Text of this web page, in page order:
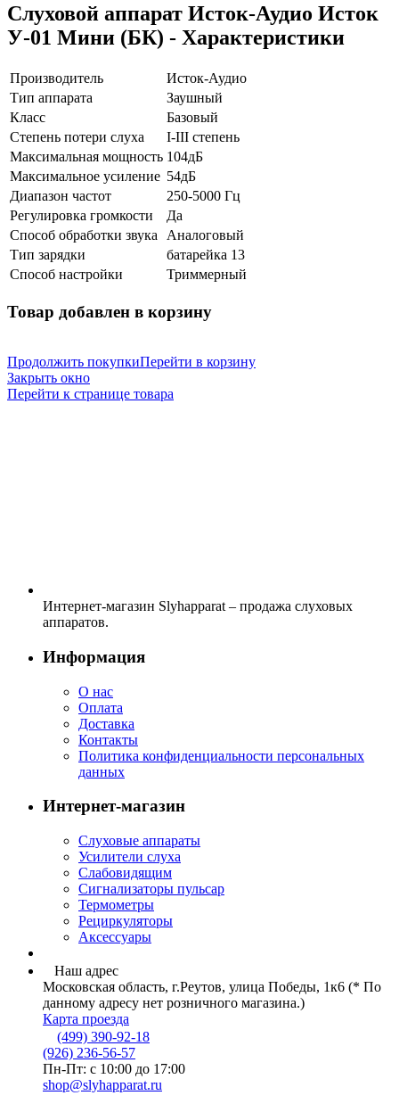
Слуховой аппарат Исток-Аудио Исток
У-01 Мини (БК) - Характеристики
Производитель
Исток-Аудио
Тип аппарата
Заушный
Класс
Базовый
Степень потери слуха
I-III степень
Максимальная мощность 104дБ
Максимальное усиление 54дБ
Диапазон частот
250-5000 Гц
Регулировка громкости
Да
Способ обработки звука
Аналоговый
Тип зарядки
батарейка 13
Способ настройки
Триммерный
Товар добавлен в корзину
Продолжить покупкиПерейти в корзину
Закрыть окно
Перейти к странице товара
Интернет-магазин Slyhapparat – продажа слуховых
аппаратов.
Информация
О нас
Оплата
Доставка
Контакты
Политика конфиденциальности персональных
данных
Интернет-магазин
Слуховые аппараты
Усилители слуха
Слабовидящим
Сигнализаторы пульсар
Термометры
Рециркуляторы
Аксессуары
Наш адрес
Московская область, г.Реутов, улица Победы, 1к6 (* По
данному адресу нет розничного магазина.)
Карта проезда
(499) 390-92-18
(926) 236-56-57
Пн-Пт: с 10:00 до 17:00
shop@slyhapparat.ru